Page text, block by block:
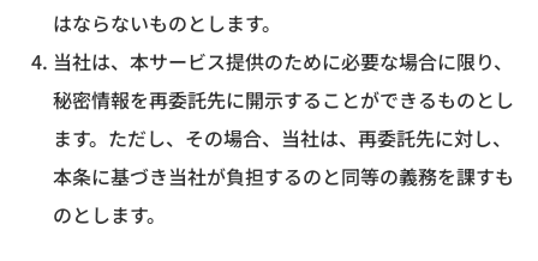
はならないものとします。
当社は、本サービス提供のために必要な場合に限り、
秘密情報を再委託先に開示することができるものとし
ます。ただし、その場合、当社は、再委託先に対し、
本条に基づき当社が負担するのと同等の義務を課すも
のとします。